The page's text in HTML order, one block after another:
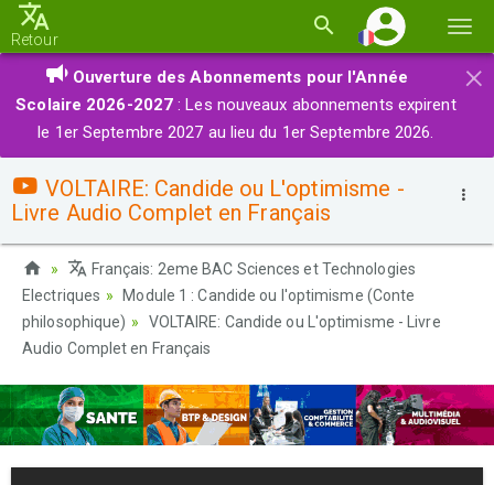
la
Retour
×
Ouverture des Abonnements pour l'Année
Scolaire 2026-2027 : Les nouveaux abonnements expirent
le 1er Septembre 2027 au lieu du 1er Septembre 2026.
VOLTAIRE: Candide ou L'optimisme -
Livre Audio Complet en Français
Français: 2eme BAC Sciences et Technologies
Electriques
Module 1 : Candide ou l'optimisme (Conte
philosophique)
VOLTAIRE: Candide ou L'optimisme - Livre
Audio Complet en Français